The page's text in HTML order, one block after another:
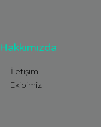
Hakkımızda
İletişim
Ekibimiz